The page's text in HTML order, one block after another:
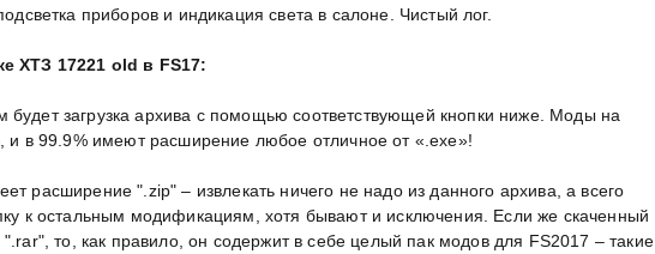
приборов и индикация света в салоне. Чистый лог.
ХТЗ 17221 old в FS17:
загрузка архива с помощью соответствующей кнопки ниже. Моды на
и в 99.9% имеют расширение любое отличное от «.exe»!
расширение ".zip" – извлекать ничего не надо из данного архива, а всего
к остальным модификациям, хотя бывают и исключения. Если же скаченный
то, как правило, он содержит в себе целый пак модов для FS2017 – такие